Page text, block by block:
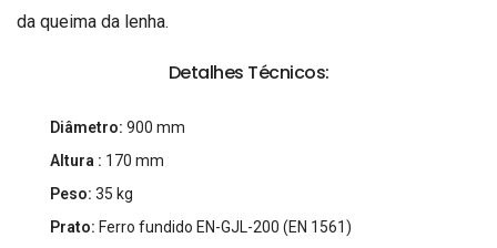
da queima da lenha.
Detalhes Técnicos:
Diâmetro: 900 mm
Altura : 170 mm
Peso: 35 kg
Prato: Ferro fundido EN-GJL-200 (EN 1561)